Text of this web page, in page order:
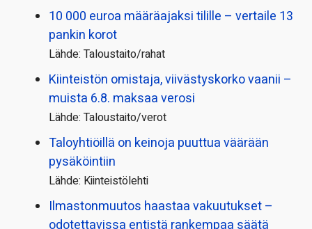
10 000 euroa määräajaksi tilille – vertaile 13
pankin korot
Lähde: Taloustaito/rahat
Kiinteistön omistaja, viivästyskorko vaanii –
muista 6.8. maksaa verosi
Lähde: Taloustaito/verot
Taloyhtiöillä on keinoja puuttua väärään
pysäköintiin
Lähde: Kiinteistölehti
Ilmastonmuutos haastaa vakuutukset –
odotettavissa entistä rankempaa säätä